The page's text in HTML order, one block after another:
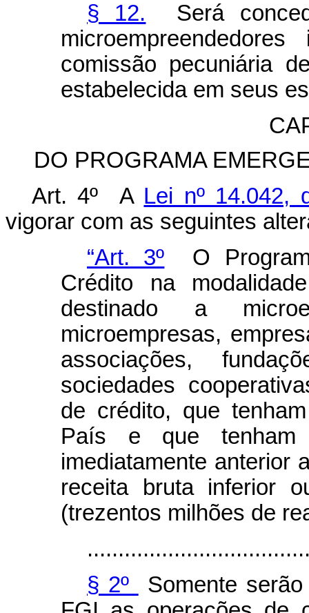
§ 12. Será
comissão pecuniária
estabelecida em seus
DO PROGRAMA
Art. 4º A Lei nº 14.042,
vigorar com as seguintes
“Art. 3º O
Crédito na
destinado a
microempresas,
associações,
sociedades
de crédito, que
País e que tenham
imediatamente anterior
receita bruta inferior
(trezentos milhões de
§ 2º
Somente